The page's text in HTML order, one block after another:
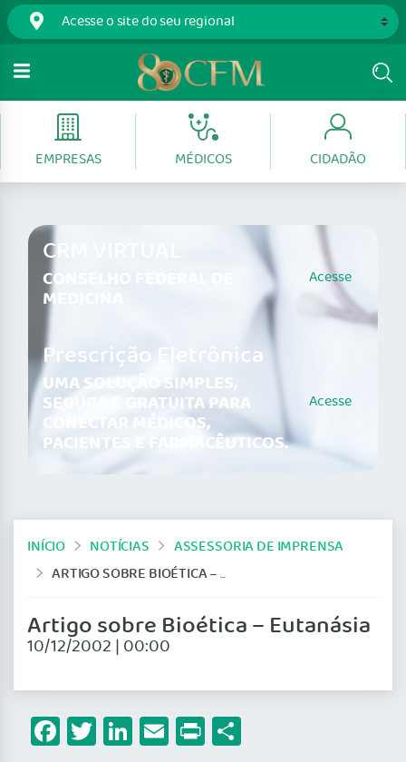
EMPRESAS MÉDICOS CIDADÃO
CRM VIRTUAL
CONSELHO FEDERAL DE
MEDICINA
Acesse
Prescrição Eletrônica
UMA SOLUÇÃO SIMPLES,
SEGURA E GRATUITA PARA
CONECTAR MÉDICOS,
PACIENTES E FARMACÊUTICOS.
Acesse
INÍCIO NOTÍCIAS
ASSESSORIA DE IMPRENSA
ARTIGO SOBRE BIOÉTICA – EUTANÁSIA
Artigo sobre Bioética – Eutanásia
10/12/2002 | 00:00
Facebook
Twitter
LinkedIn
Email
Print